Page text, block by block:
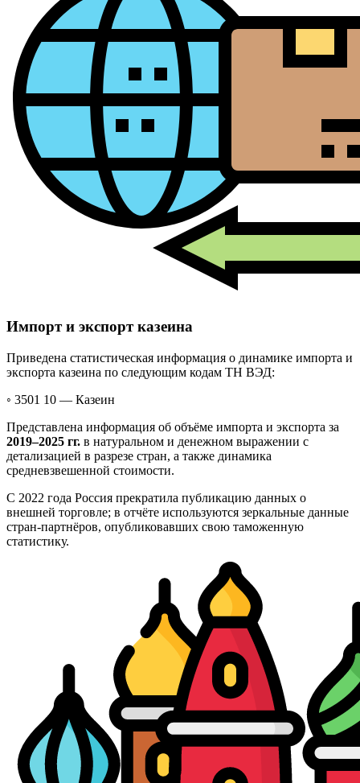
Импорт и экспорт казеина
Приведена статистическая информация о динамике импорта и
экспорта казеина по следующим кодам ТН ВЭД:
◦ 3501 10 — Казеин
Представлена информация об объёме импорта и экспорта за
2019–2025 гг. в натуральном и денежном выражении с
детализацией в разрезе стран, а также динамика
средневзвешенной стоимости.
С 2022 года Россия прекратила публикацию данных о
внешней торговле; в отчёте используются зеркальные данные
стран-партнёров, опубликовавших свою таможенную
статистику.